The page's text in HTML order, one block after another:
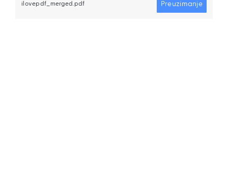
ilovepdf_merged.pdf Preuzimanje